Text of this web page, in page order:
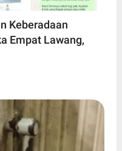
Keberadaan
Empat Lawang,